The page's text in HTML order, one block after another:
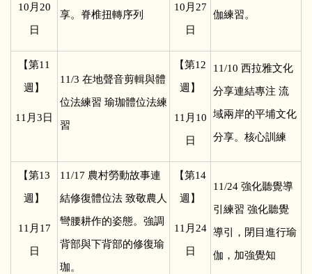
10 月20
日
享。脊椎扭轉序列
10 月27
日
伽練習。
【第11
週】
11 月3日
11/3 在地聲音剪輯與體
位法練習 瑜珈體位法練
習
【第12
週】
11 月10
日
11/10 西拉雅文化
分享連結專注 流
域兩岸的平埔文化
分享。核心訓練
【第13
週】
11 月17
日
11/17 農村勞動故事連
結修復體位法 致敬農人
彎腰耕作的姿態。強調
背部與下背部的修復瑜
珈。
【第14
週】
11 月24
日
11/24 強化聽覺導
引練習 強化聽覺
導引，閉目進行瑜
伽，加強覺知